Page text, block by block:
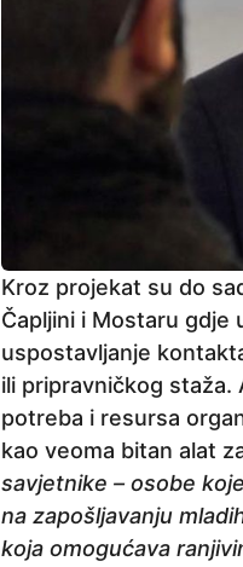
Kroz projekat su do
Čapljini i Mostaru gdje
uspostavljanje
ili pripravničkog staža.
potreba i resursa
kao veoma bitan alat
savjetnike – osobe
na zapošljavanju
koja omogućava